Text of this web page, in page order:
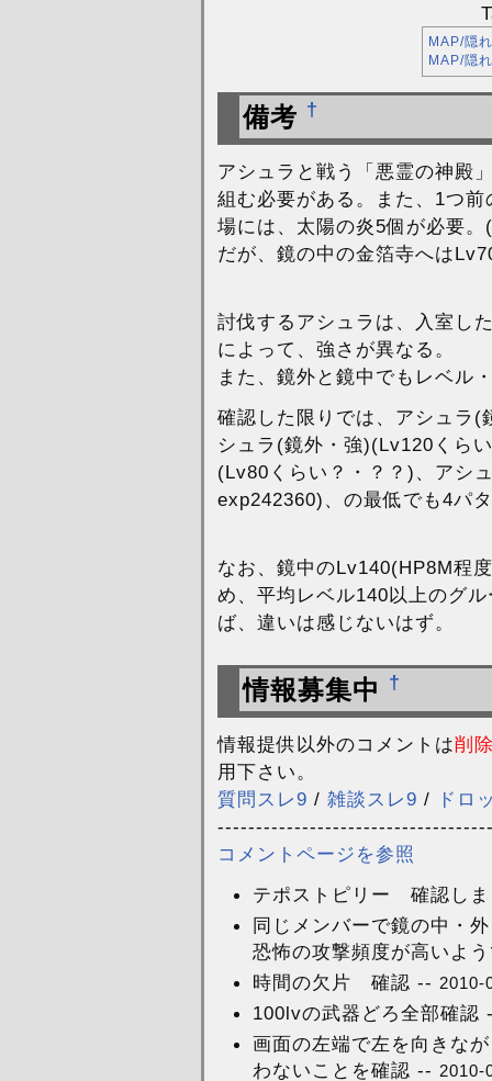
MAP/隠
MAP/隠
備考 †
アシュラと戦う「悪霊の神殿
組む必要がある。また、1つ
場には、太陽の炎5個が必要
だが、鏡の中の金箔寺へは
討伐するアシュラは、入室し
によって、強さが異なる。
また、鏡外と鏡中でもレベル
確認した限りでは、アシュラ
シュラ(鏡外・強)(Lv120くら
(Lv80くらい？・？？)、アシ
exp242360)、の最低でも4パ
なお、鏡中のLv140(HP8M程
め、平均レベル140以上のグ
ば、違いは感じないはず。
情報募集中 †
情報提供以外のコメントは削
用下さい。
質問スレ9 / 雑談スレ9 /
ドロ
コメントページを参照
テポストピリー 確認し
同じメンバーで鏡の中・
恐怖の攻撃頻度が高いよ
時間の欠片 確認 -- 2010-
100lvの武器どろ全部確
画面の左端で左を向きな
わないことを確認 -- 2010-